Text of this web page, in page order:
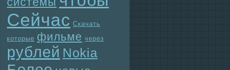
Сейчас Скачать
которые фильме через
рублей Nokia